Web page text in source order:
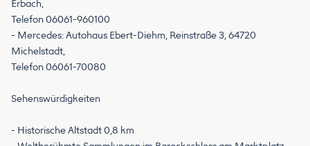
Erbach,
Telefon 06061-960100
- Mercedes: Autohaus Ebert-Diehm, Reinstraße 3, 64720
Michelstadt,
Telefon 06061-70080
Sehenswürdigkeiten
- Historische Altstadt 0,8 km